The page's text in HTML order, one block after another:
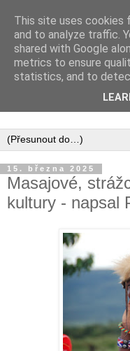
Inspirujte se tím, co píší
15. března 2025
Masajové,
kultury - napsal
This site uses cookies
and to analyze traffic.
shared with Google
metrics to ensure
statistics, and to